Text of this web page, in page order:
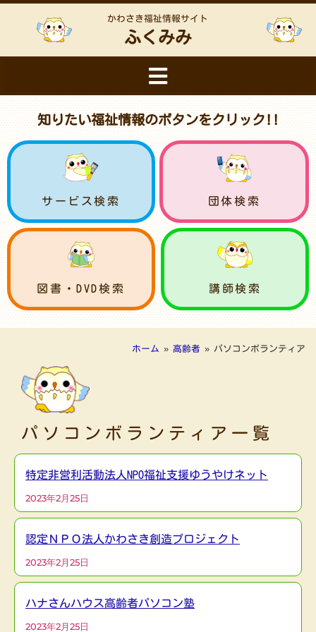
かわさき福祉情報サイト
ふくみみ
知りたい福祉情報のボタンをクリック!!
サービス検索 団体検索
図書・DVD検索 講師検索
ホーム » 高齢者 » パソコンボランティア
パソコンボランティア一覧
特定非営利活動法人NPO福祉支援ゆうやけネット
2023年2月25日
認定ＮＰＯ法人かわさき創造プロジェクト
2023年2月25日
ハナさんハウス高齢者パソコン塾
2023年2月25日